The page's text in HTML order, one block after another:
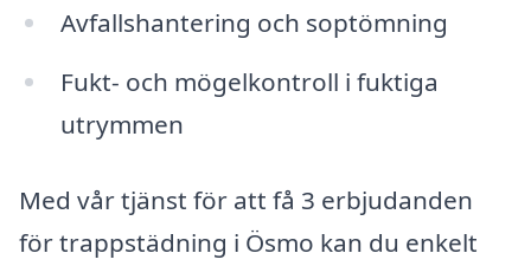
Avfallshantering och soptömning
Fukt- och mögelkontroll i fuktiga
utrymmen
Med vår tjänst för att få 3 erbjudanden
för trappstädning i Ösmo kan du enkelt